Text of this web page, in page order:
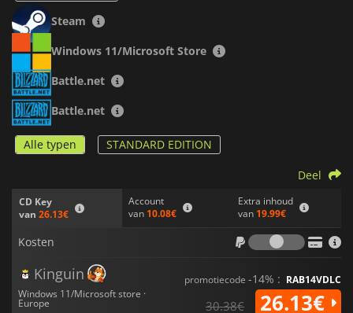
Steam
Windows 11/Microsoft Store
Battle.net
Battle.net
Alle typen STANDARD EDITION
CD Key
van 26.13€
Account
van 10.08€
Extra inhoud
van 19.99€
Deel
Kosten
Kosten
Kinguin
Windows 11/Microsoft store ·
Europe
promotiecode -14% : RAB14VDLC
30.38€ 26.13€